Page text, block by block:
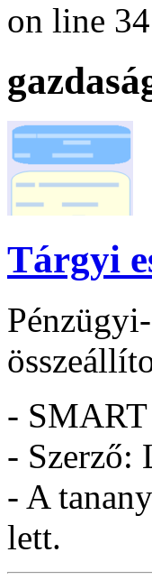
on line
Tárgyi
-
- Szerző:
- A
lett.